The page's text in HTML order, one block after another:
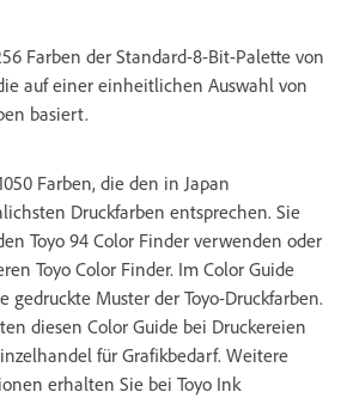
Farben der Standard-8-Bit-Palette von
auf einer einheitlichen Auswahl von
basiert.
Farben, die den in Japan
Druckfarben entsprechen. Sie
Toyo 94 Color Finder verwenden oder
Toyo Color Finder. Im Color Guide
gedruckte Muster der Toyo-Druckfarben.
diesen Color Guide bei Druckereien
für Grafikbedarf. Weitere
erhalten Sie bei Toyo Ink